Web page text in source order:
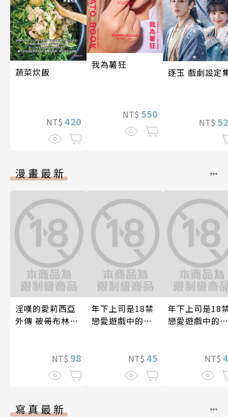
蔬菜炊飯
NT$ 420
我為薯狂
NT$ 550
逐玉 戲劇設定
NT$
漫畫最新
淫嘆的愛莉西亞
外傳 被哥布林帝
NT$ 98
年下上司是18禁
戀愛遊戲中的我
NT$ 45
年下上司是18
戀愛遊戲中的我
NT$
寫真最新